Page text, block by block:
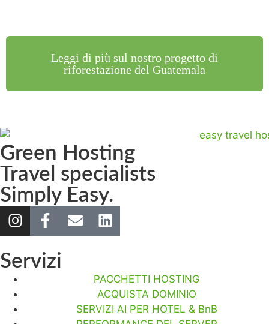
Leggi di più sul nostro progetto di
riforestazione del Guatemala
Green Hosting
Travel specialists
Simply Easy.
Servizi
PACCHETTI HOSTING
ACQUISTA DOMINIO
SERVIZI AI PER HOTEL & BnB